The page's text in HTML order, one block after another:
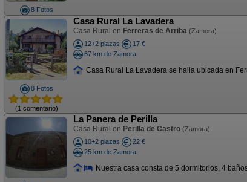
8 Fotos
8 Fotos
(1 comentario)
Casa Rural La Lavadera
Casa Rural en Ferreras de Arriba (Zamora)
12+2 plazas
17 €
67 km de Zamora
Casa Rural La Lavadera se halla ubicada en
La Panera de Perilla
Casa Rural en Perilla de Castro (Zamora)
10+2 plazas
22 €
25 km de Zamora
Nuestra casa consta de 5 dormitorios, 4